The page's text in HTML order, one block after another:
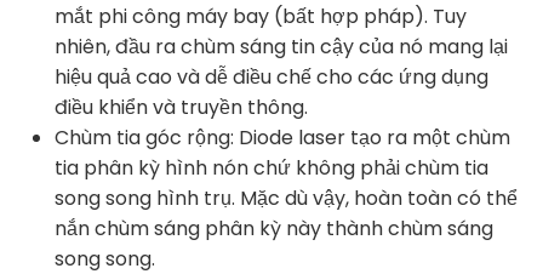
mắt phi công máy bay (bất hợp pháp). Tuy
nhiên, đầu ra chùm sáng tin cậy của nó mang lại
hiệu quả cao và dễ điều chế cho các ứng dụng
điều khiển và truyền thông.
Chùm tia góc rộng: Diode laser tạo ra một chùm
tia phân kỳ hình nón chứ không phải chùm tia
song song hình trụ. Mặc dù vậy, hoàn toàn có thể
nắn chùm sáng phân kỳ này thành chùm sáng
song song.